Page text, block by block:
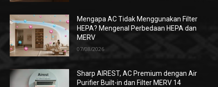
Mengapa AC Tidak Menggunakan Filter
HEPA? Mengenal Perbedaan HEPA dan
MERV
07/08/2026
Sharp AIREST, AC Premium dengan Air
Purifier Built-in dan Filter MERV 14